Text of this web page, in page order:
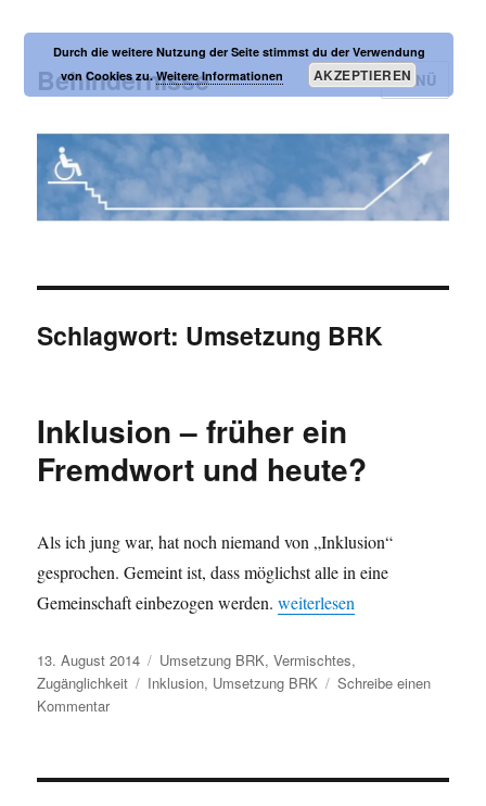
Behindernisse MENÜ
Schlagwort: Umsetzung BRK
Inklusion – früher ein
Fremdwort und heute?
Als ich jung war, hat noch niemand von „Inklusion“
gesprochen. Gemeint ist, dass möglichst alle in eine
Gemeinschaft einbezogen werden.„Inklusion – früher ein
weiterlesen
Veröffentlicht
am
13. August 2014 Kategorien
Umsetzung BRK,Vermischtes,
Zugänglichkeit
Schlagwörter
Inklusion, Umsetzung BRK
Schreibe einen
Kommentarzu
früher
Durch die weitere Nutzung der Seite stimmst du der Verwendung
von Cookies zu.Weitere Informationen AKZEPTIEREN